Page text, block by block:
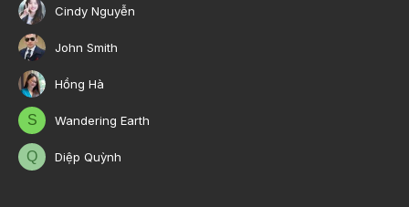
Cindy Nguyễn
John Smith
Hồng Hà
S Wandering Earth
Q Diệp Quỳnh